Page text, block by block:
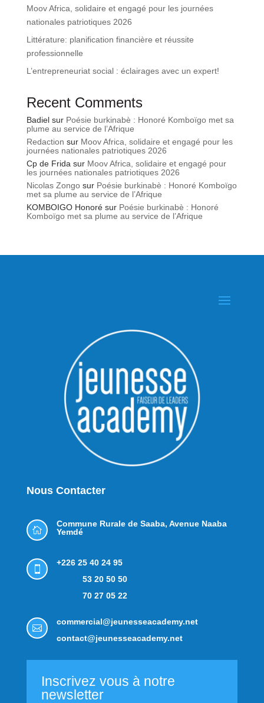
Moov Africa, solidaire et engagé pour les journées
nationales patriotiques 2026
Littérature: planification financière et réussite
professionnelle
L’entrepreneuriat social : éclairages avec un expert!
Recent Comments
Badielsur Poésie burkinabè : Honoré Komboïgo met sa
plume au service de l’Afrique
Redaction sur Moov Africa, solidaire et engagé pour les
journées nationales patriotiques 2026
Cp de Frida sur Moov Africa, solidaire et engagé pour
les journées nationales patriotiques 2026
Nicolas Zongosur Poésie burkinabè : Honoré Komboïgo
met sa plume au service de l’Afrique
KOMBOIGO Honorésur Poésie burkinabè : Honoré
Komboïgo met sa plume au service de l’Afrique
Nous Contacter

Commune Rurale de Saaba, Avenue Naaba
Yemdé

+226 25 40 24 95
53 20 50 50
70 27 05 22

commercial@jeunesseacademy.net
contact@jeunesseacademy.net
Inscrivez vous à notre
newsletter